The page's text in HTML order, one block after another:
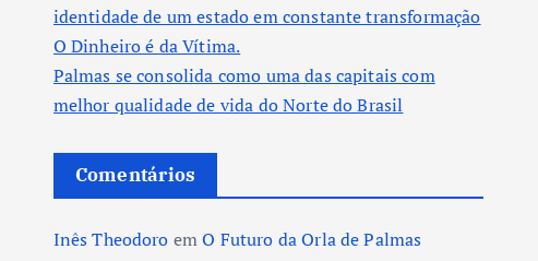
identidade de um estado em constante transformação
O Dinheiro é da Vítima.
Palmas se consolida como uma das capitais com
melhor qualidade de vida do Norte do Brasil
Comentários
Inês Theodoro emO Futuro da Orla de Palmas